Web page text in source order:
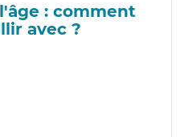
: comment
avec ?